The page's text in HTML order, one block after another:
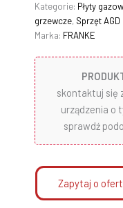
Kategorie: Płyty
grzewcze, Sprzęt
Marka: FRANKE
skontaktuj się
urządzenia o
sprawdź
Zapytaj o